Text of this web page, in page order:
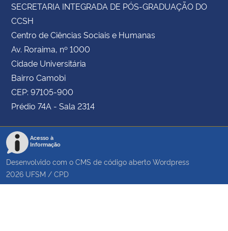
SECRETARIA INTEGRADA DE PÓS-GRADUAÇÃO DO
CCSH
Centro de Ciências Sociais e Humanas
Av. Roraima, nº 1000
Cidade Universitária
Bairro Camobi
CEP: 97105-900
Prédio 74A - Sala 2314
Acesso à
Informação
Desenvolvido com o CMS de código aberto Wordpress
2026 UFSM / CPD